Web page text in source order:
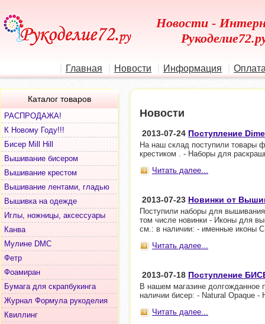
Новости -
Главная Новости Информация
Каталог товаров
РАСПРОДАЖА!
К Новому Году!!!
Бисер Mill Hill
Вышивание бисером
Вышивание крестом
Вышивание лентами, гладью
Вышивка на одежде
Иглы, ножницы, аксессуары
Канва
Мулине DMC
Фетр
Фоамиран
Бумага для скрапбукинга
Журнал Формула рукоделия
Квиллинг
Новости
2013-07-24 Поступление
На наш склад поступили товары
крестиком . - Наборы для
Читать далее...
2013-07-23 Новинки от
Поступили наборы для
том числе новинки - Иконы для
см.: в наличии: - именные иконы
Читать далее...
2013-07-18 Поступление
В нашем магазине долгожданное
наличии бисер: - Natural Opaque -
Читать далее...